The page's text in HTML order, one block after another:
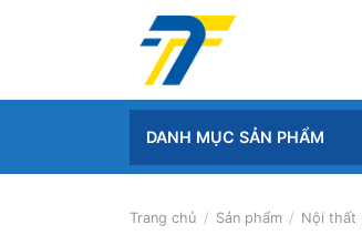
DANH MỤC SẢN PHẨM
Trang chủ / Sản phẩm / Nội thất